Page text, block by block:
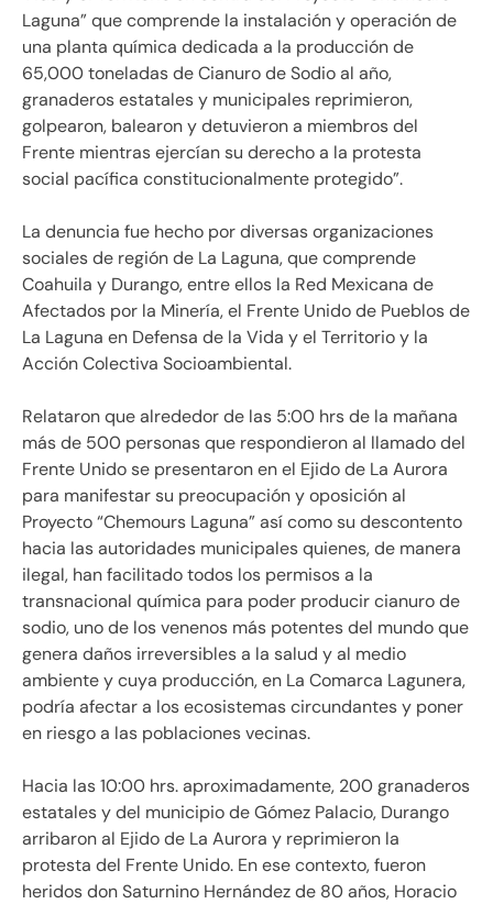
Laguna” que comprende la instalación y operación de
una planta química dedicada a la producción de
65,000 toneladas de Cianuro de Sodio al año,
granaderos estatales y municipales reprimieron,
golpearon, balearon y detuvieron a miembros del
Frente mientras ejercían su derecho a la protesta
social pacífica constitucionalmente protegido”.
La denuncia fue hecho por diversas organizaciones
sociales de región de La Laguna, que comprende
Coahuila y Durango, entre ellos la Red Mexicana de
Afectados por la Minería, el Frente Unido de Pueblos de
La Laguna en Defensa de la Vida y el Territorio y la
Acción Colectiva Socioambiental.
Relataron que alrededor de las 5:00 hrs de la mañana
más de 500 personas que respondieron al llamado del
Frente Unido se presentaron en el Ejido de La Aurora
para manifestar su preocupación y oposición al
Proyecto “Chemours Laguna” así como su descontento
hacia las autoridades municipales quienes, de manera
ilegal, han facilitado todos los permisos a la
transnacional química para poder producir cianuro de
sodio, uno de los venenos más potentes del mundo que
genera daños irreversibles a la salud y al medio
ambiente y cuya producción, en La Comarca Lagunera,
podría afectar a los ecosistemas circundantes y poner
en riesgo a las poblaciones vecinas.
Hacia las 10:00 hrs. aproximadamente, 200 granaderos
estatales y del municipio de Gómez Palacio, Durango
arribaron al Ejido de La Aurora y reprimieron la
protesta del Frente Unido. En ese contexto, fueron
heridos don Saturnino Hernández de 80 años, Horacio